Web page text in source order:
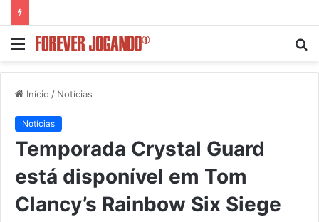
Menu
Início / Notícias
Notícias
Temporada Crystal Guard
está disponível em Tom
Clancy’s Rainbow Six Siege